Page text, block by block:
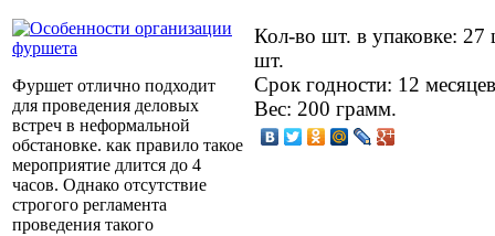
Фуршет отлично подходит
для проведения деловых
встреч в неформальной
обстановке. как правило такое
мероприятие длится до 4
часов. Однако отсутствие
строгого регламента
проведения такого
Кол-во шт. в упаковке:
шт.
Срок годности: 12
Вес: 200 грамм.